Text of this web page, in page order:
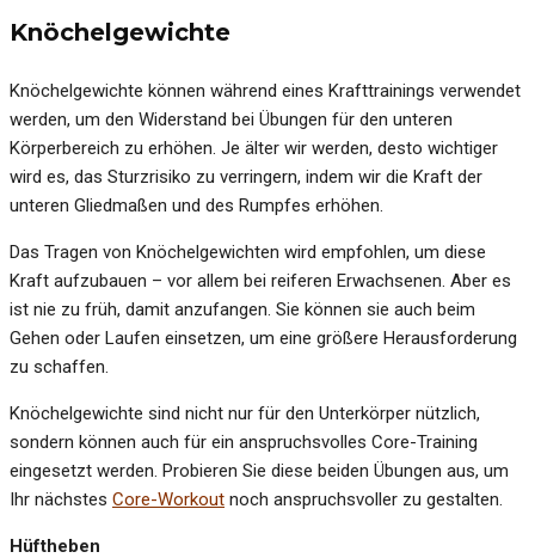
Knöchelgewichte
Knöchelgewichte können während eines Krafttrainings verwendet
werden, um den Widerstand bei Übungen für den unteren
Körperbereich zu erhöhen. Je älter wir werden, desto wichtiger
wird es, das Sturzrisiko zu verringern, indem wir die Kraft der
unteren Gliedmaßen und des Rumpfes erhöhen.
Das Tragen von Knöchelgewichten wird empfohlen, um diese
Kraft aufzubauen – vor allem bei reiferen Erwachsenen. Aber es
ist nie zu früh, damit anzufangen. Sie können sie auch beim
Gehen oder Laufen einsetzen, um eine größere Herausforderung
zu schaffen.
Knöchelgewichte sind nicht nur für den Unterkörper nützlich,
sondern können auch für ein anspruchsvolles Core-Training
eingesetzt werden. Probieren Sie diese beiden Übungen aus, um
Ihr nächstes Core-Workout noch anspruchsvoller zu gestalten.
Hüftheben